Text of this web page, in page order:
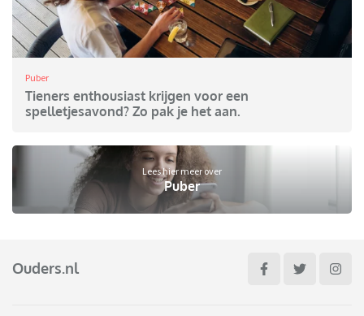
Puber
Tieners enthousiast krijgen voor een
spelletjesavond? Zo pak je het aan.
Lees hier meer over
Puber
Ouders.nl